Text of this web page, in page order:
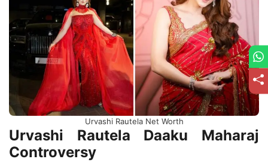
Urvashi Rautela Net Worth
Urvashi Rautela Daaku Maharaj
Controversy